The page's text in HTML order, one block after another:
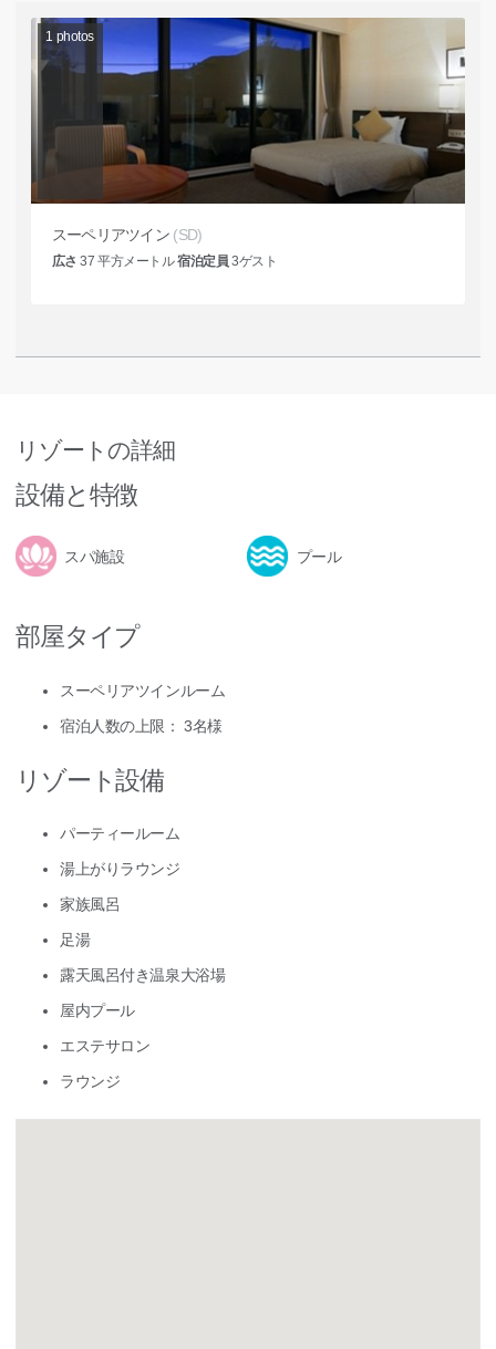
1 photos
スーペリアツイン (SD)
広さ 37 平方メートル宿泊定員 3ゲスト
リゾートの詳細
設備と特徴
スパ施設 プール
部屋タイプ
スーペリアツインルーム
宿泊人数の上限： 3名様
リゾート設備
パーティールーム
湯上がりラウンジ
家族風呂
足湯
露天風呂付き温泉大浴場
屋内プール
エステサロン
ラウンジ